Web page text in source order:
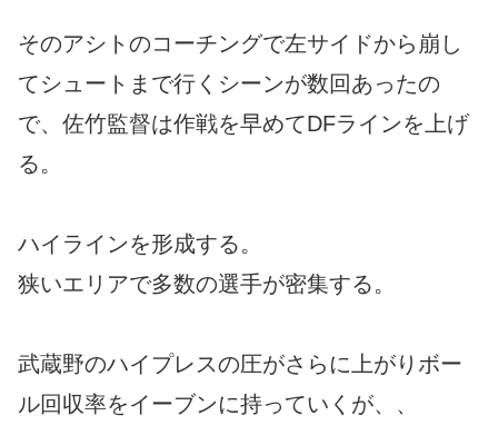
そのアシトのコーチングで左サイドから崩し
てシュートまで行くシーンが数回あったの
で、佐竹監督は作戦を早めてDFラインを上げ
る。
ハイラインを形成する。
狭いエリアで多数の選手が密集する。
武蔵野のハイプレスの圧がさらに上がりボー
ル回収率をイーブンに持っていくが、、